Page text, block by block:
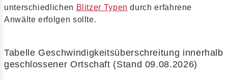
unterschiedlichen Blitzer Typen durch erfahrene
Anwälte erfolgen sollte.
Tabelle Geschwindigkeitsüberschreitung innerhalb
geschlossener Ortschaft (Stand 09.08.2026)